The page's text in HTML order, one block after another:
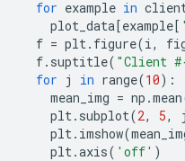
for example in
plot_data[example[
f = plt. figure(i,
f. suptitle( "Client
for j in range(10):
mean_img = np .mean
plt. subplot(2, 5, j
plt. imshow(
plt.axis( 'off' )